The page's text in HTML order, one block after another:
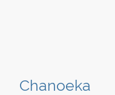
Chanoeka